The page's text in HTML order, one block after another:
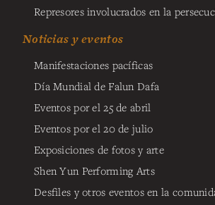
Represores involucrados en la
Noticias y eventos
Manifestaciones pacíficas
Día Mundial de Falun Dafa
Eventos por el 25 de abril
Eventos por el 20 de julio
Exposiciones de fotos y arte
Shen Yun Performing Arts
Desfiles y otros eventos en la